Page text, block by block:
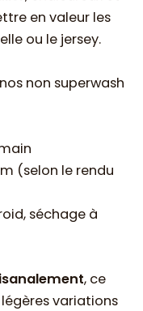
en valeur les
ou le jersey.
non superwash
(selon le rendu
séchage à
, ce
variations